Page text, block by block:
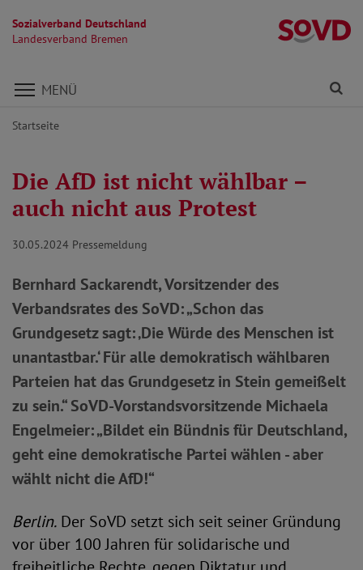
Sozialverband Deutschland
Landesverband Bremen
Direkt zu den Inhalten springen
MENÜ
Startseite
Die AfD ist nicht wählbar –
auch nicht aus Protest
30.05.2024 Pressemeldung
Bernhard Sackarendt, Vorsitzender des
Verbandsrates des SoVD: „Schon das
Grundgesetz sagt: ‚Die Würde des Menschen ist
unantastbar.‘ Für alle demokratisch wählbaren
Parteien hat das Grundgesetz in Stein gemeißelt
zu sein.“ SoVD-Vorstandsvorsitzende Michaela
Engelmeier: „Bildet ein Bündnis für Deutschland,
geht eine demokratische Partei wählen - aber
wählt nicht die AfD!“
Berlin. Der SoVD setzt sich seit seiner Gründung
vor über 100 Jahren für solidarische und